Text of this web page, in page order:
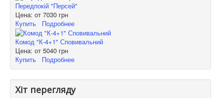
Передпокій "Персей"
Цена: от 7030 грн
Купить
Подробнее
Комод "К-4+1" Сповивальний
Цена: от 5040 грн
Купить
Подробнее
Хіт перегляду